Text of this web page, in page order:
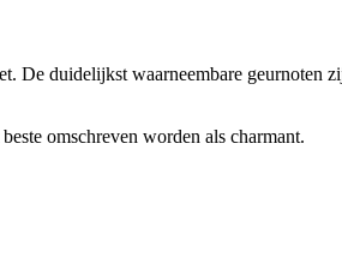
duidelijkst waarneembare geurnoten
omschreven worden als charmant.